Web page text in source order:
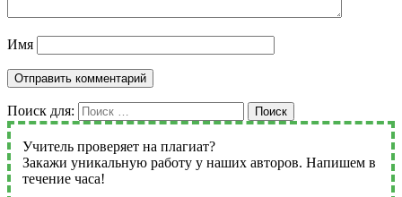
Имя
Поиск для: Поиск
Учитель проверяет на плагиат?
Закажи уникальную работу у наших авторов. Напишем в
течение часа!